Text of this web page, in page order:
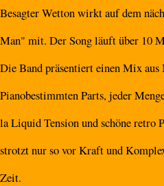
Besagter Wetton wirkt auf dem
Man" mit. Der Song läuft über 10
Die Band präsentiert einen Mix
Pianobestimmten Parts, jeder
la Liquid Tension und schöne retro
strotzt nur so vor Kraft und
Zeit.